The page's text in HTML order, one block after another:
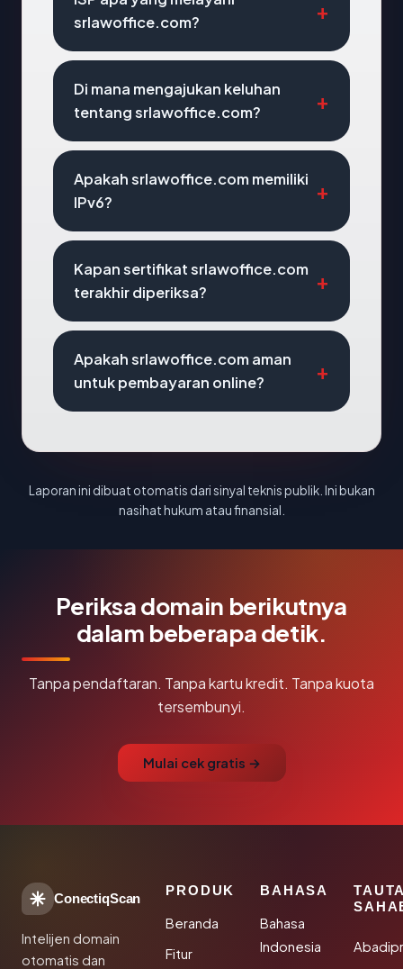
srlawoffice.com?
Di mana mengajukan keluhan
tentang srlawoffice.com?
Apakah srlawoffice.com memiliki
IPv6?
Kapan sertifikat srlawoffice.com
terakhir diperiksa?
Apakah srlawoffice.com aman
untuk pembayaran online?
Laporan ini dibuat otomatis dari sinyal teknis publik. Ini bukan
nasihat hukum atau finansial.
Periksa domain berikutnya
dalam beberapa detik.
Tanpa pendaftaran. Tanpa kartu kredit. Tanpa kuota
tersembunyi.
Mulai cek gratis →
ConectiqScan
Intelijen domain
otomatis dan
PRODUK
Beranda
Fitur
BAHASA
Bahasa
Indonesia